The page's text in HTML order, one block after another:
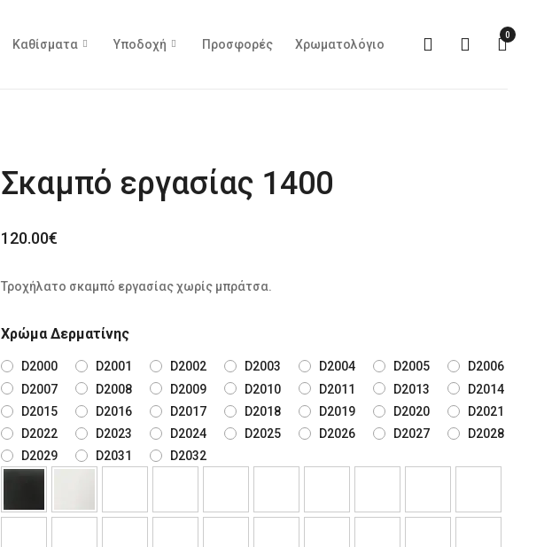
Καθίσματα Υποδοχή Προσφορές Χρωματολόγιο
0
Σκαμπό εργασίας 1400
120.00€
Τροχήλατο σκαμπό εργασίας χωρίς μπράτσα.
Χρώμα Δερματίνης
D2000 D2001 D2002 D2003 D2004 D2005
D2006
D2007
D2008 D2009 D2010 D2011 D2013
D2014
D2015
D2016 D2017 D2018 D2019 D2020
D2021
D2022
D2023 D2024 D2025 D2026 D2027
D2028
D2029
D2031 D2032